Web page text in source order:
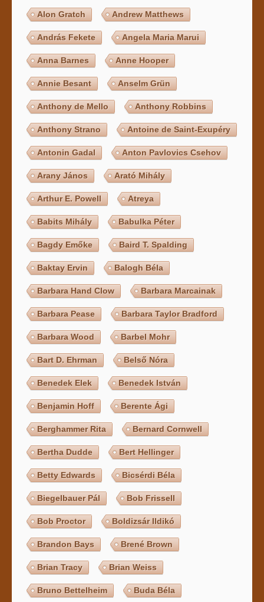
Alon Gratch Andrew Matthews
András Fekete Angela Maria Marui
Anna Barnes Anne Hooper
Annie Besant Anselm Grün
Anthony de Mello Anthony Robbins
Anthony Strano Antoine de Saint-Exupéry
Antonin Gadal Anton Pavlovics Csehov
Arany János Arató Mihály
Arthur E. Powell Atreya
Babits Mihály Babulka Péter
Bagdy Emőke Baird T. Spalding
Baktay Ervin Balogh Béla
Barbara Hand Clow Barbara Marcainak
Barbara Pease Barbara Taylor Bradford
Barbara Wood Barbel Mohr
Bart D. Ehrman Belső Nóra
Benedek Elek Benedek István
Benjamin Hoff Berente Ági
Berghammer Rita Bernard Cornwell
Bertha Dudde Bert Hellinger
Betty Edwards Bicsérdi Béla
Biegelbauer Pál Bob Frissell
Bob Proctor Boldizsár Ildikó
Brandon Bays Brené Brown
Brian Tracy Brian Weiss
Bruno Bettelheim Buda Béla